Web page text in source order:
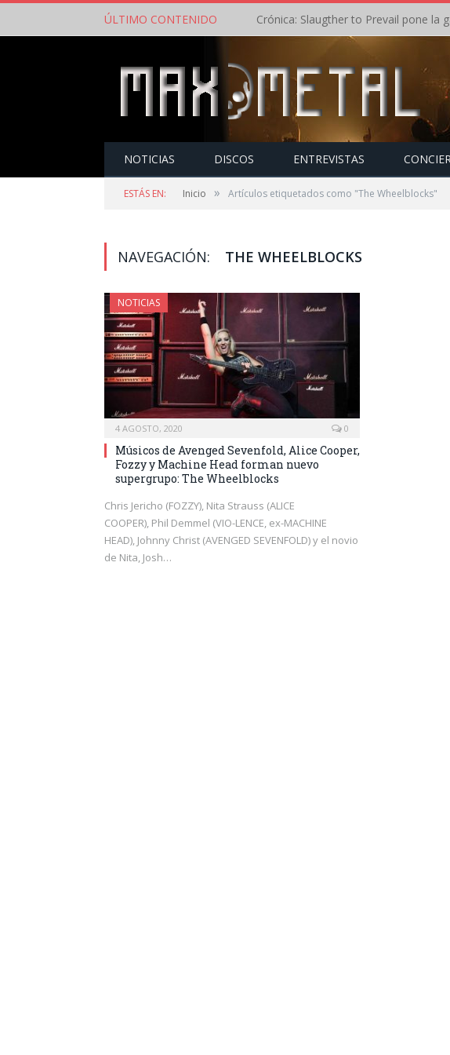
ÚLTIMO CONTENIDO
NOTICIAS DISCOS ENTREVISTAS
ESTÁS EN: Inicio » Artículos etiquetados como "The Wheelblocks"
NAVEGACIÓN: THE WHEELBLOCKS
NOTICIAS
4 AGOSTO, 2020 0
Músicos de Avenged Sevenfold, Alice Cooper,
Fozzy y Machine Head forman nuevo
supergrupo: The Wheelblocks
Chris Jericho (FOZZY), Nita Strauss (ALICE
COOPER), Phil Demmel (VIO-LENCE, ex-MACHINE
HEAD), Johnny Christ (AVENGED SEVENFOLD) y el novio
de Nita, Josh…